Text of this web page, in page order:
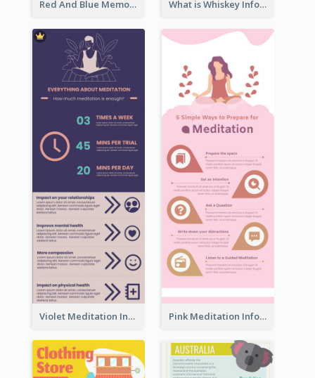
Red And Blue Memorial Day Fasts Infographic Design What is Whiskey Infographic
Violet Meditation Infographic Pink Meditation Infographic